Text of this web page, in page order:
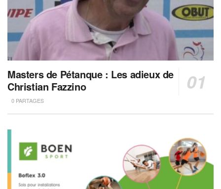
Masters de Pétanque : Les adieux de
Christian Fazzino
0 PARTAGES